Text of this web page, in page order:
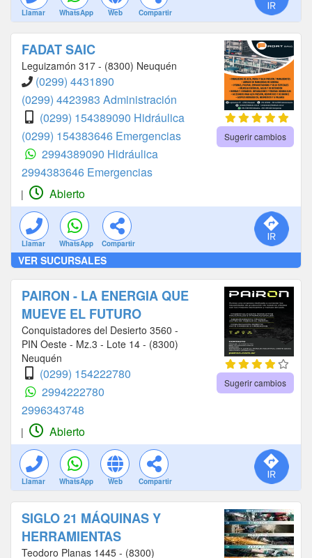
Llamar WhatsApp Web Compartir
FADAT SAIC
Leguizamón 317 - (8300) Neuquén
(0299) 4431890
(0299) 4423983 Administración
(0299) 154389090 Hidráulica
(0299) 154383646 Emergencias
2994389090 Hidráulica
2994383646 Emergencias
Sugerir cambios
| Abierto
Llamar WhatsApp Compartir
VER SUCURSALES
PAIRON - LA ENERGIA QUE
MUEVE EL FUTURO
Conquistadores del Desierto 3560 -
PIN Oeste - Mz.3 - Lote 14 - (8300)
Neuquén
(0299) 154222780
2994222780
2996343748
Sugerir cambios
| Abierto
Llamar WhatsApp Web Compartir
SIGLO 21 MÁQUINAS Y
HERRAMIENTAS
Teodoro Planas 1445 - (8300)